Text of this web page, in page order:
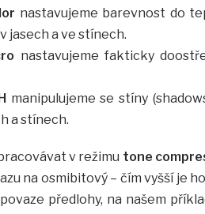
nastavujeme barevnost do
jasech a ve stínech.
nastavujeme fakticky
manipulujeme se stíny
a stínech.
v režimu tone
na osmibitový – čím vyšší je
předlohy, na našem